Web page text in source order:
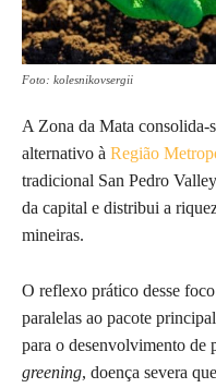
Foto: kolesnikovsergii
A Zona da Mata
alternativo à Região
tradicional San Pedro
da capital e distribui a
mineiras.
O reflexo prático desse
paralelas ao pacote
para o desenvolvimento de
greening, doença severa